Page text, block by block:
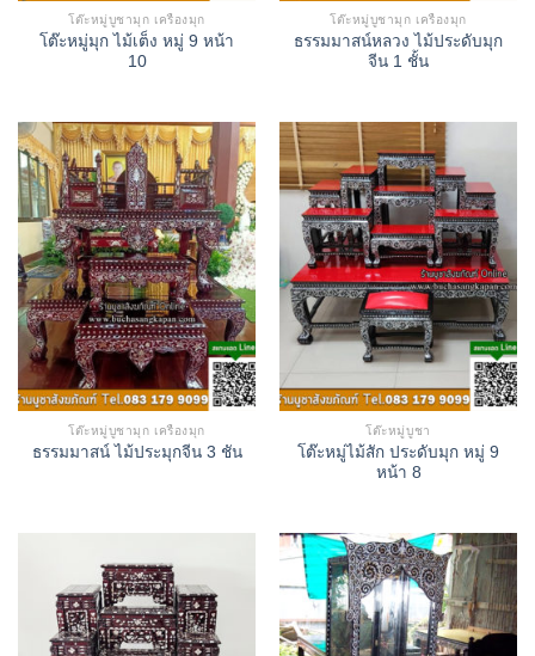
โต๊ะหมู่บูชามุก เครื่องมุก
โต๊ะหมู่มุก ไม้เต็ง หมู่ 9 หน้า
10
โต๊ะหมู่บูชามุก เครื่องมุก
ธรรมมาสน์หลวง ไม้ประดับมุก
จีน 1 ชั้น
โต๊ะหมู่บูชามุก เครื่องมุก
ธรรมมาสน์ ไม้ประมุกจีน 3 ชัน
โต๊ะหมู่บูชา
โต๊ะหมู่ไม้สัก ประดับมุก หมู่ 9
หน้า 8